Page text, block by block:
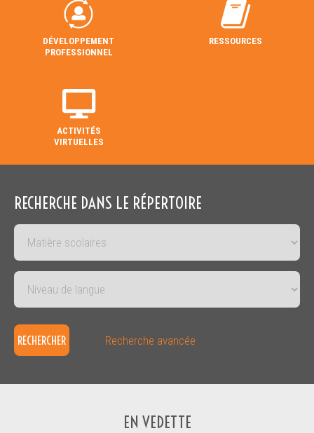
DÉVELOPPEMENT
PROFESSIONNEL
RESSOURCES
ACTIVITÉS
VIRTUELLES
RECHERCHE DANS LE RÉPERTOIRE
RECHERCHER Recherche avancée
EN VEDETTE